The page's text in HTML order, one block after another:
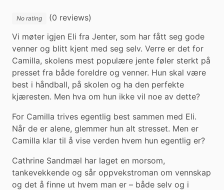
No rating
(0 reviews)
Vi møter igjen Eli fra Jenter, som har fått seg gode
venner og blitt kjent med seg selv. Verre er det for
Camilla, skolens mest populære jente føler sterkt på
presset fra både foreldre og venner. Hun skal være
best i håndball, på skolen og ha den perfekte
kjæresten. Men hva om hun ikke vil noe av dette?
For Camilla trives egentlig best sammen med Eli.
Når de er alene, glemmer hun alt stresset. Men er
Camilla klar til å vise verden hvem hun egentlig er?
Cathrine Sandmæl har laget en morsom,
tankevekkende og sår oppvekstroman om vennskap
og det å finne ut hvem man er – både selv og i